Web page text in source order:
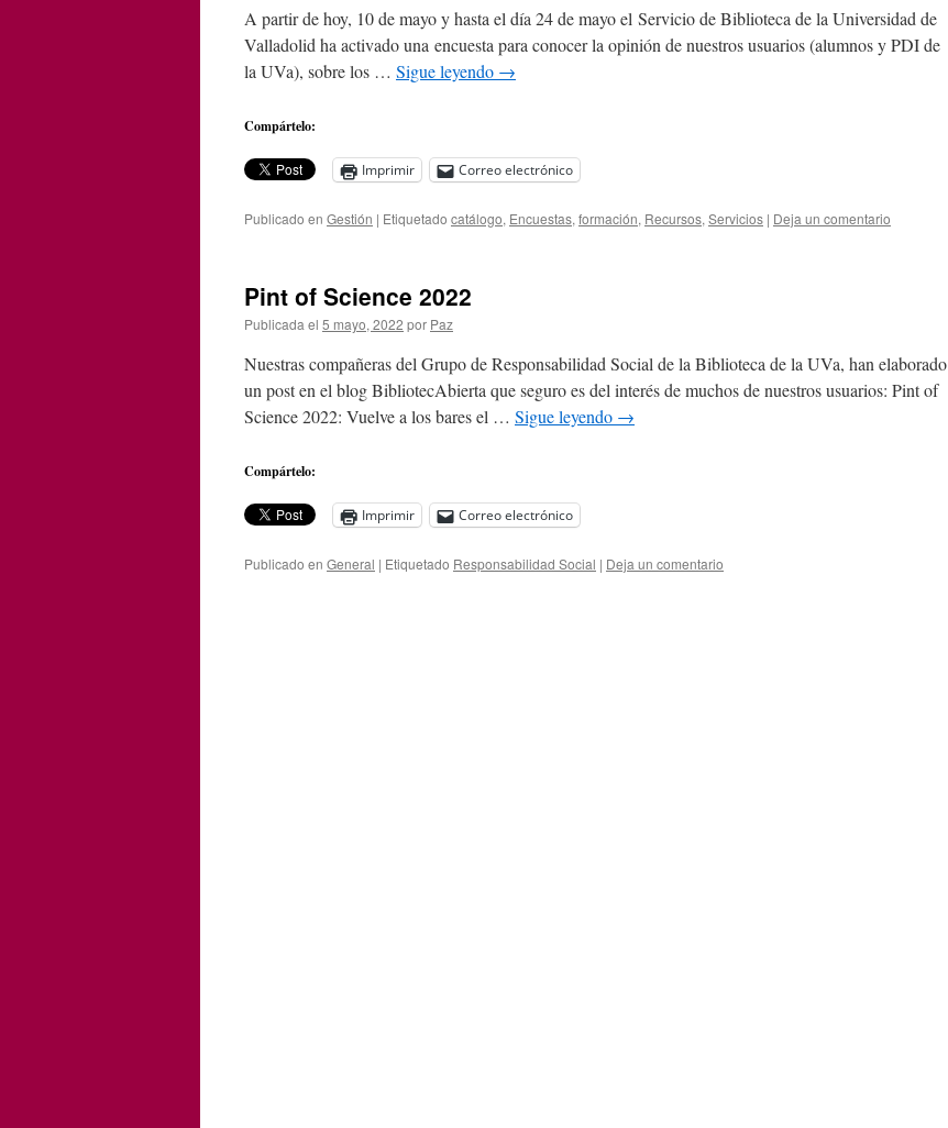
A partir de hoy, 10 de mayo y hasta el día 24 de mayo el Servicio de Biblioteca de la Universidad de
Valladolid ha activado una encuesta para conocer la opinión de nuestros usuarios (alumnos y PDI de
la UVa), sobre los … Sigue leyendo →
Compártelo:
Imprimir Correo electrónico
Publicado en Gestión | Etiquetado catálogo, Encuestas, formación, Recursos, Servicios | Deja un comentario
Pint of Science 2022
Publicada el 5 mayo, 2022 por Paz
Nuestras compañeras del Grupo de Responsabilidad Social de la Biblioteca de la UVa, han elaborado
un post en el blog BibliotecAbierta que seguro es del interés de muchos de nuestros usuarios: Pint of
Science 2022: Vuelve a los bares el … Sigue leyendo →
Compártelo:
Imprimir Correo electrónico
Publicado en General | Etiquetado Responsabilidad Social | Deja un comentario